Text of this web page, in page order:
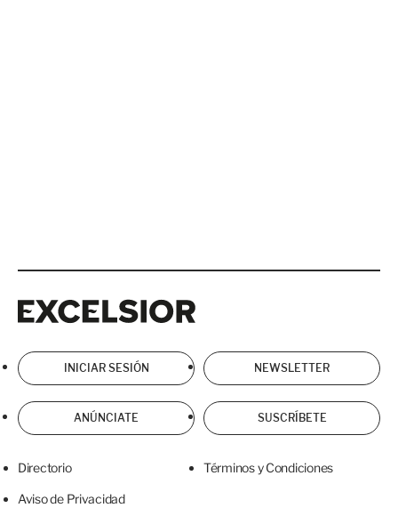
INICIAR SESIÓN NEWSLETTER
ANÚNCIATE SUSCRÍBETE
Directorio Términos y Condiciones
Aviso de Privacidad